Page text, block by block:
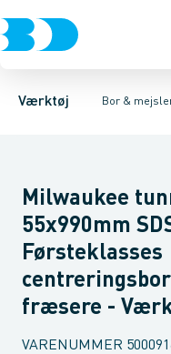
Værktøj Bor &
Akku- & elværktøj
MurborHammerbor
SDS-max bor SDS-plus
Milwaukee
55x990mm
Førsteklasses
fræsere -
VARENUMMER